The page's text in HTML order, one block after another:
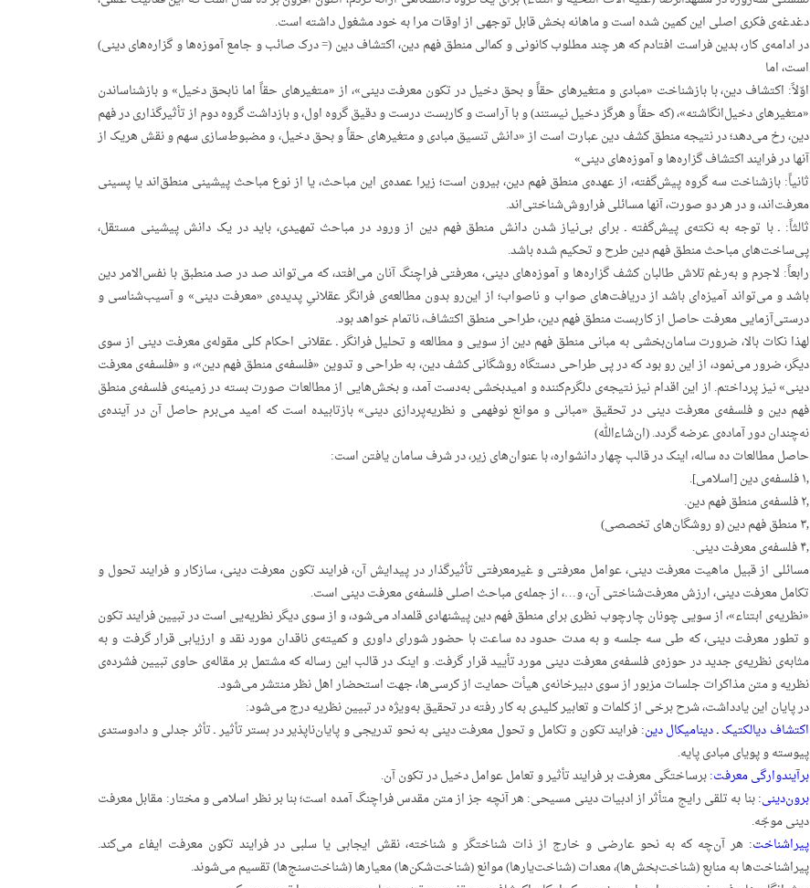
دغدغه‌ی فکری اصلی این کمین شده است و ماهانه بخش قابل توجهی از اوقات مرا به خود مشغول داشته است.
در ادامه‌ی کار، بدین فراست افتادم که هر چند مطلوب کانونی و کمالی منطق فهم دین، اکتشاف دین (= درک صائب و جامع آموزه‌ها و گزاره‌های دینی)
است، اما
اوّلاً: اکتشاف دین، با بازشناخت «مبادی و متغیرهای حقاً و بحق دخیل در تکون معرفت دینی»، از «متغیرهای حقاً اما نابحق دخیل» و بازشناساندن
«متغیرهای دخیل‌انگاشته»، (که حقاً و هرگز دخیل نیستند) و با آراست و کاربست درست و دقیق گروه اول، و بازداشت گروه دوم از تأثیرگذاری در فهم
دین، رخ می‌دهد؛ در نتیجه منطق کشف دین عبارت است از «دانش تنسیق مبادی و متغیرهای حقاً و بحق دخیل، و مضبوط‌سازی سهم و نقش هریک از
آنها در فرایند اکتشاف گزاره‌ها و آموزه‌های دینی»
ثانیاً: بازشناخت سه گروه پیش‌گفته، از عهده‌ی منطق فهم دین، بیرون است؛ زیرا عمده‌ی این مباحث، یا از نوع مباحث پیشینی منطق‌اند یا پسینی
معرفت‌اند، و در هر دو صورت، آنها مسائلی فراروش‌شناختی‌اند.
ثالثاً: ـ با توجه به نکته‌ی پیش‌گفته ـ برای بی‌نیاز شدن دانش منطق فهم دین از ورود در مباحث تمهیدی، باید در یک دانش پیشینی مستقل،
پی‌ساخت‌های مباحث منطق فهم دین طرح و تحکیم شده باشد.
رابعاً: لاجرم و به‌رغم تلاش طالبان کشف گزاره‌ها و آموزه‌های دینی، معرفتی فراچنگ آنان می‌افتد، که می‌تواند صد در صد منطبق با نفس‌الامر دین
باشد و می‌تواند آمیزه‌ای باشد از دریافت‌های صواب و ناصواب؛ از این‌رو بدون مطالعه‌ی فرانگر عقلانیِ پدیده‌ی «معرفت دینی» و آسیب‌شناسی و
درستی‌آزمایی معرفت حاصل از کاربست منطق فهم دین، طراحی منطق اکتشاف، ناتمام خواهد بود.
لهذا نکات بالا، ضرورت سامان‌بخشی به مبانی منطق فهم دین از سویی و مطالعه و تحلیل فرانگر ـ عقلانی احکام کلی مقوله‌ی معرفت دینی از سوی
دیگر، ضرور می‌نمود، از این رو بود که در پی طراحی دستگاه روشگانی کشف دین، به طراحی و تدوین «فلسفه‌ی منطق فهم دین»، و «فلسفه‌ی معرفت
دینی» نیز پرداختم. از این اقدام نیز نتیجه‌ی دلگرم‌کننده و امیدبخشی به‌دست آمد، و بخش‌هایی از مطالعات صورت بسته در زمینه‌ی فلسفه‌ی منطق
فهم دین و فلسفه‌ی معرفت دینی در تحقیق «مبانی و موانع نوفهمی و نظریه‌پردازی دینی» بازتابیده است که امید می‌برم حاصل آن در آینده‌ی
نه‌چندان دور آماده‌ی عرضه گردد. (ان‌شاءالله)
حاصل مطالعات ده ساله، اینک در قالب چهار دانشواره، با عنوان‌های زیر، در شرف سامان یافتن است:
۱٫ فلسفه‌ی دین [اسلامی].
۲٫ فلسفه‌ی منطق فهم دین.
۳٫ منطق فهم دین (و روشگان‌های تخصصی)
۴٫ فلسفه‌ی معرفت دینی.
مسائلی از قبیل ماهیت معرفت دینی، عوامل معرفتی و غیرمعرفتی تأثیرگذار در پیدایش آن، فرایند تکون معرفت دینی، سازکار و فرایند تحول و
تکامل معرفت دینی، ارزش معرفت‌شناختی آن، و…، از جمله‌ی مباحث اصلی فلسفه‌ی معرفت دینی است.
«نظریه‌ی ابتناء»، از سویی چونان چارچوب نظری برای منطق فهم دین پیشنهادی قلمداد می‌شود، و از سوی دیگر نظریه‌یی است در تبیین فرایند تکون
و تطور معرفت دینی، که طی سه جلسه و به مدت حدود ده ساعت با حضور شورای داوری و کمیته‌ی ناقدان مورد نقد و ارزیابی قرار گرفت و به
مثابه‌ی نظریه‌ی جدید در حوزه‌ی فلسفه‌ی معرفت دینی مورد تأیید قرار گرفت. و اینک در قالب این رساله که مشتمل بر مقاله‌ی حاوی تبیین فشرده‌ی
نظریه و متن مذاکرات جلسات مزبور از سوی دبیرخانه‌ی هیأت حمایت از کرسی‌ها، جهت استحضار اهل نظر منتشر می‌شود.
در پایان این یادداشت، شرح برخی از کلمات و تعابیر کلیدی به کار رفته در تحقیق به‌ویژه در تبیین نظریه درج می‌شود:
اکتشاف دیالکتیک ـ دینامیکال دین: فرایند تکون و تکامل و تحول معرفت دینی به نحو تدریجی و پایان‌ناپذیر در بستر تأثیر ـ تأثر جدلی و دادوستدی
پیوسته و پویای مبادی پایه.
برآیندوارگی معرفت:برساختگی معرفت بر فرایند تأثیر و تعامل عوامل دخیل در تکون آن.
برون‌دینی:بنا به تلقی رایج متأثر از ادبیات دینی مسیحی: هر آنچه جز از متن مقدس فراچنگ آمده است؛ بنا بر نظر اسلامی و مختار: مقابل معرفت
دینی موجّه.
پیراشناخت: هر آن‌چه که به نحو عارضی و خارج از ذات شناختگر و شناخته، نقش ایجابی یا سلبی در فرایند تکون معرفت ایفاء می‌کند.
پیراشناخت‌ها به منابع (شناخت‌بخش‌ها)، معدات (شناخت‌یارها) موانع (شناخت‌شکن‌ها) معیارها (شناخت‌سنج‌ها) تقسیم می‌شوند.